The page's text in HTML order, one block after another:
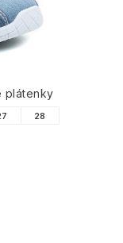
plátenky
28